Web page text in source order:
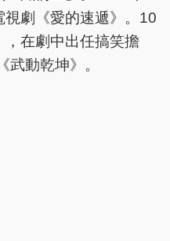
視劇《愛的速遞》。10
，在劇中出任搞笑擔
動乾坤》。